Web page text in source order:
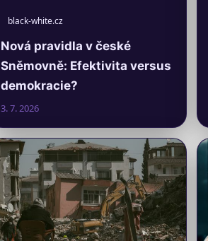
black-white.cz
Nová pravidla v české
Sněmovně: Efektivita versus
demokracie?
3. 7. 2026